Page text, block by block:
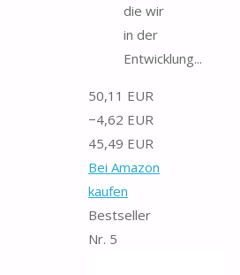
die wir
in der
Entwicklung...
50,11 EUR
−4,62 EUR
45,49 EUR
Bei Amazon
kaufen
Bestseller
Nr. 5